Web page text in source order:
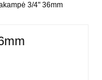
3/4" 36mm